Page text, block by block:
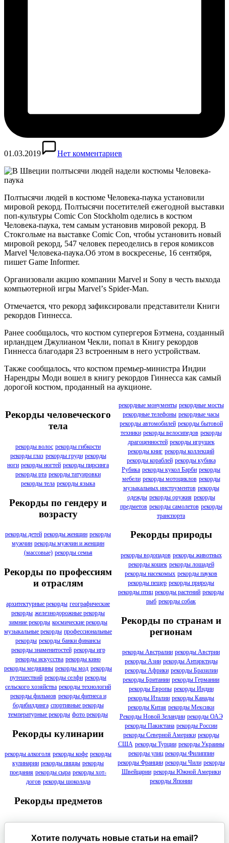
01.03.2019 Нет комментариев
Полтысячи людей в костюме Человека-паука установили
мировой рекорд. Полтысячи посетителей ежегодной выставки
поп-культуры Comic Con Stockholm оделись в костюм
Человека-паука, тем самым установив мировой рекорд. В
Стокгольме на выставке Comic Con, чтобы установить новый
мировой рекорд, 547 человек переоделись в героя комиксов
Marvel Человека-паука.Об этом в воскресенье, 16 сентября,
пишет Game Informer.
Организовали акцию компании Marvel и Sony в честь выхода
компьютерной игры Marvelʼs Spider-Man.
Отмечается, что рекорд зафиксировали представители Книги
рекордов Гиннесса.
Ранее сообщалось, что костюм супергероя Бэтмена, созданный
ирландцем Джулианом Чекли, попал в Книгу рекордов
Гиннесса благодаря 23 встроенным в него устройствам.
Также сообщалось, что костюм премьер-министра Индии
Нарендры Моди вошел в книгу рекордов Гиннесса как самый
дорогой костюм, проданный на аукционе.
Рекорды человеческого
тела
рекорды волос рекорды гибкости
рекорды глаз рекорды груди рекорды
ноги рекорды ногтей рекорды пирсинга
рекорды рта рекорды татуировки
рекорды тела рекорды языка
Рекорды по гендеру и
возрасту
рекорды детей рекорды женщин рекорды
мужчин рекорды мужчин и женщин
(массовые) рекорды семья
Рекорды по профессиям
и отраслям
архитектурные рекорды географические
рекорды железнодорожные рекорды
зимние рекорды космические рекорды
музыкальные рекорды профессиональные
рекорды рекорды банки финансы
рекорды знаменитостей рекорды игр
рекорды искусства рекорды кино
рекорды медицины рекорды мод рекорды
путешествий рекорды селфи рекорды
сельского хозяйства рекорды технологий
рекорды фильмов рекорды фитнеса и
бодибилдинга спортивные рекорды
температурные рекорды фото рекорды
Рекорды кулинарии
рекорды алкоголя рекорды кофе рекорды
кулинарии рекорды пиццы рекорды
поедания рекорды сыра рекорды хот-
догов рекорды шоколада
Рекорды предметов
рекордные монументы рекордные мосты
рекордные телефоны рекордные часы
рекорды автомобилей рекорды бытовой
техники рекорды велосипедов рекорды
драгоценностей рекорды игрушек
рекорды книг рекорды коллекций
рекорды кораблей рекорды кубика
Рубика рекорды кукол Барби рекорды
мебели рекорды мотоциклов рекорды
музыкальных инструментов рекорды
одежды рекорды оружия рекорды
предметов рекорды самолетов рекорды
транспорта
Рекорды природы
рекорды водопадов рекорды животных
рекорды кошек рекорды лошадей
рекорды насекомых рекорды пауков
рекорды пещер рекорды природы
рекорды птиц рекорды растений рекорды
рыб рекорды собак
Рекорды по странам и
регионам
рекорды Австралии рекорды Австрии
рекорды Азии рекорды Антарктиды
рекорды Африки рекорды Бразилии
рекорды Британии рекорды Германии
рекорды Европы рекорды Индии
рекорды Италии рекорды Канады
рекорды Китая рекорды Мексики
Рекорды Новой Зеландии рекорды ОАЭ
рекорды Пакистана рекорды России
рекорды Северной Америки рекорды
США рекорды Турции рекорды Украины
рекорды улиц рекорды Филиппин
рекорды Франции рекорды Чили рекорды
Швейцарии рекорды Южной Америки
рекорды Японии
Хотите получать новые статьи на email?